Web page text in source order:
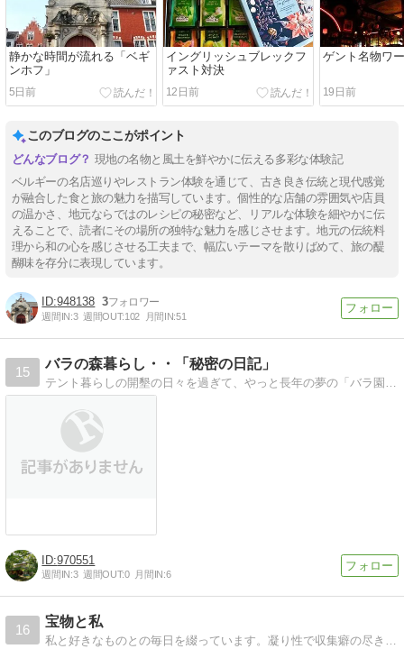
静かな時間が流れる「ベギ
ンホフ」
5日前
イングリッシュブレックフ
ァスト対決
12日前
ゲント名物ワ
19日前
このブログのここがポイント
現地の名物と風土を鮮やかに伝える多彩な体験記
ベルギーの名店巡りやレストラン体験を通じて、古き良き伝統と現代感覚
が融合した食と旅の魅力を描写しています。個性的な店舗の雰囲気や店員
の温かさ、地元ならではのレシピの秘密など、リアルな体験を細やかに伝
えることで、読者にその場所の独特な魅力を感じさせます。地元の伝統料
理から和の心を感じさせる工夫まで、幅広いテーマを散りばめて、旅の醍
醐味を存分に表現しています。
948138 3
週間IN:3 週間OUT:102 月間IN:51
15
バラの森暮らし・・「秘密の日記」
テント暮らしの開墾の日々を過ぎて、やっと長年の夢の「バラ園オープン」に！でも、まだまだ小さな事件の連続の日々デス。
970551
週間IN:3 週間OUT:0 月間IN:6
16
宝物と私
私と好きなものとの毎日を綴っています。凝り性で収集癖の尽きない私。気のままに撮った写真。過ごした時間を載せてます。